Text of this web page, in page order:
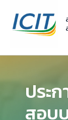
content
ประ
สอบ